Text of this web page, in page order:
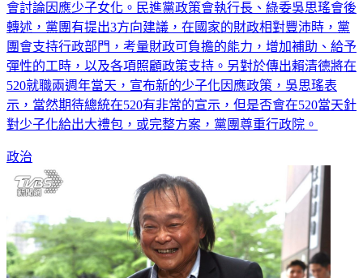
會討論因應少子女化。民進黨政策會執行長、綠委吳思瑤會後
轉述，黨團有提出3方向建議，在國家的財政相對豐沛時，黨
團會支持行政部門，考量財政可負擔的能力，增加補助、給予
彈性的工時，以及各項照顧政策支持。另對於傳出賴清德將在
520就職兩週年當天，宣布新的少子化因應政策，吳思瑤表
示，當然期待總統在520有非常的宣示，但是否會在520當天針
對少子化給出大禮包，或完整方案，黨團尊重行政院。
政治